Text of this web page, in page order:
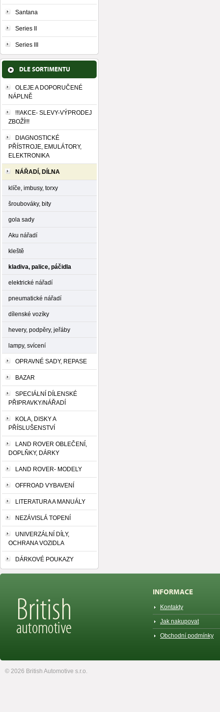
Santana
Series II
Series III
DLE SORTIMENTU
OLEJE A DOPORUČENÉ
NÁPLNĚ
!!!AKCE- SLEVY-VÝPRODEJ
ZBOŽÍ!!!
DIAGNOSTICKÉ
PŘÍSTROJE, EMULÁTORY,
ELEKTRONIKA
NÁŘADÍ, DÍLNA
klíče, imbusy, torxy
šroubováky, bity
gola sady
Aku nářadí
kleště
kladiva, palice, páčidla
elektrické nářadí
pneumatické nářadí
dílenské vozíky
hevery, podpěry, jeřáby
lampy, svícení
OPRAVNÉ SADY, REPASE
BAZAR
SPECIÁLNÍ DÍLENSKÉ
PŘIPRAVKY/NÁŘADÍ
KOLA, DISKY A
PŘÍSLUŠENSTVÍ
LAND ROVER OBLEČENÍ,
DOPLŇKY, DÁRKY
LAND ROVER- MODELY
OFFROAD VYBAVENÍ
LITERATURA A MANUÁLY
NEZÁVISLÁ TOPENÍ
UNIVERZÁLNÍ DÍLY,
OCHRANA VOZIDLA
DÁRKOVÉ POUKAZY
INFORMACE
Kontakty
Jak nakupovat
Obchodní podmínky
© 2026 British Automotive s.r.o.